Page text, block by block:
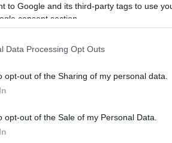
to Google and its third-party tags to use
consent section.
Data Processing Opt Outs
opt-out of the Sharing of my personal data.
opt-out of the Sale of my Personal Data.